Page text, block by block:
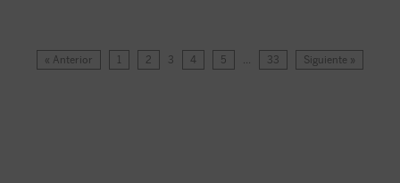
« Anterior 1 2 3 4 5 … 33 Siguiente »